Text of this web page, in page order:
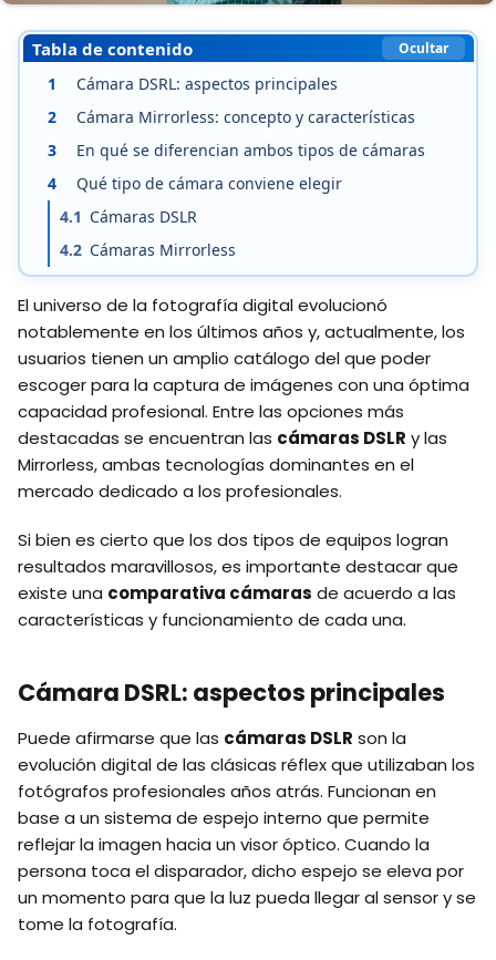
Tabla de contenido Ocultar
1
Cámara DSRL: aspectos principales
2
Cámara Mirrorless: concepto y características
3
En qué se diferencian ambos tipos de cámaras
4
Qué tipo de cámara conviene elegir
4.1 Cámaras DSLR
4.2 Cámaras Mirrorless
El universo de la fotografía digital evolucionó
notablemente en los últimos años y, actualmente, los
usuarios tienen un amplio catálogo del que poder
escoger para la captura de imágenes con una óptima
capacidad profesional. Entre las opciones más
destacadas se encuentran las cámaras DSLR y las
Mirrorless, ambas tecnologías dominantes en el
mercado dedicado a los profesionales.
Si bien es cierto que los dos tipos de equipos logran
resultados maravillosos, es importante destacar que
existe una comparativa cámaras de acuerdo a las
características y funcionamiento de cada una.
Cámara DSRL: aspectos principales
Puede afirmarse que las cámaras DSLR son la
evolución digital de las clásicas réflex que utilizaban los
fotógrafos profesionales años atrás. Funcionan en
base a un sistema de espejo interno que permite
reflejar la imagen hacia un visor óptico. Cuando la
persona toca el disparador, dicho espejo se eleva por
un momento para que la luz pueda llegar al sensor y se
tome la fotografía.